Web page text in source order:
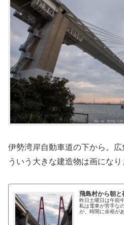
伊勢湾岸自動車道の下から。
ういう大きな建造物は画になり
飛島村から朝と
昨日土曜日は午前
私は電車が苦手な
が、時間に余裕が